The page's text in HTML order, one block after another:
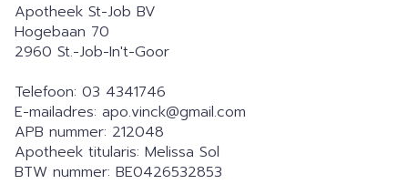
Apotheek St-Job BV
Hogebaan 70
2960 St.-Job-In't-Goor
Telefoon: 03 4341746
E-mailadres: apo.vinck@gmail.com
APB nummer: 212048
Apotheek titularis: Melissa Sol
BTW nummer: BE0426532853